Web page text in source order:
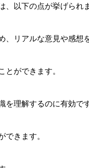
、以下の点が挙げられ
、リアルな意見や感想
とができます。
を理解するのに有効です
できます。